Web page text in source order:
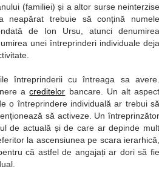
(familiei) și a altor surse neinterzise
neapărat trebuie să conțină numele
de Ion Ursu, atunci denumirea
unei întreprinderi individuale deja
întreprinderii cu întreaga sa avere.
acreditelor bancare. Un alt aspect
o întreprindere individuală ar trebui să
să activeze. Un întreprinzător
de actuală și de care ar depinde mult
la ascensiunea pe scara ierarhică,
că astfel de angajați ar dori să fie